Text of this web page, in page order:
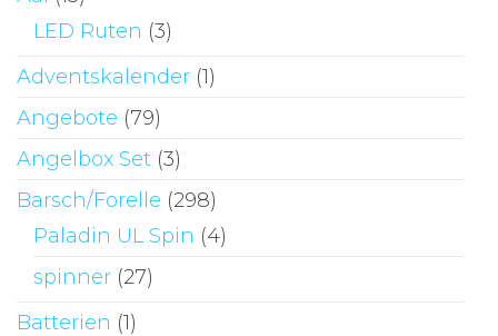
LED Ruten (3)
Adventskalender (1)
Angebote (79)
Angelbox Set (3)
Barsch/Forelle (298)
Paladin UL Spin (4)
spinner (27)
Batterien (1)